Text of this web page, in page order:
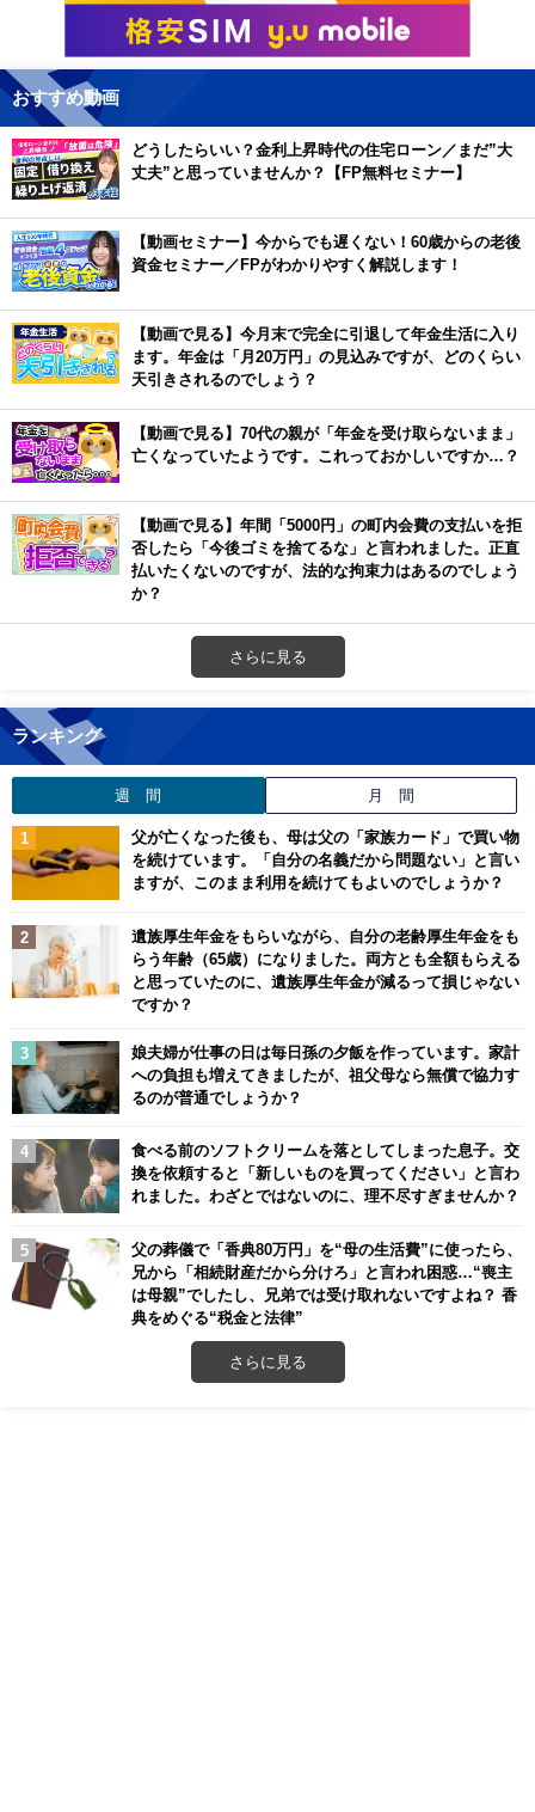
おすすめ動画
どうしたらいい？金利上昇時代の住宅ローン／まだ”大
丈夫”と思っていませんか？【FP無料セミナー】
【動画セミナー】今からでも遅くない！60歳からの老後
資金セミナー／FPがわかりやすく解説します！
【動画で見る】今月末で完全に引退して年金生活に入り
ます。年金は「月20万円」の見込みですが、どのくらい
天引きされるのでしょう？
【動画で見る】70代の親が「年金を受け取らないまま」
亡くなっていたようです。これっておかしいですか…？
【動画で見る】年間「5000円」の町内会費の支払いを拒
否したら「今後ゴミを捨てるな」と言われました。正直
払いたくないのですが、法的な拘束力はあるのでしょう
か？
さらに見る
ランキング
週 間 月 間
父が亡くなった後も、母は父の「家族カード」で買い物
を続けています。「自分の名義だから問題ない」と言い
ますが、このまま利用を続けてもよいのでしょうか？
遺族厚生年金をもらいながら、自分の老齢厚生年金をも
らう年齢（65歳）になりました。両方とも全額もらえる
と思っていたのに、遺族厚生年金が減るって損じゃない
ですか？
娘夫婦が仕事の日は毎日孫の夕飯を作っています。家計
への負担も増えてきましたが、祖父母なら無償で協力す
るのが普通でしょうか？
食べる前のソフトクリームを落としてしまった息子。交
換を依頼すると「新しいものを買ってください」と言わ
れました。わざとではないのに、理不尽すぎませんか？
父の葬儀で「香典80万円」を“母の生活費”に使ったら、
兄から「相続財産だから分けろ」と言われ困惑…“喪主
は母親”でしたし、兄弟では受け取れないですよね？ 香
典をめぐる“税金と法律”
さらに見る